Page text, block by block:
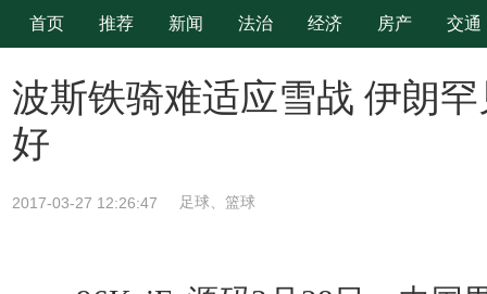
首页 推荐 新闻 法治 经济 房产 交通
波斯铁骑难适应雪战 伊朗
好
2017-03-27 12:26:47 足球、篮球